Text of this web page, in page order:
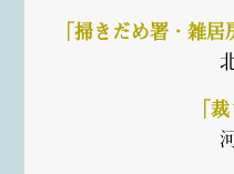
「掃きだめ署・雑
「